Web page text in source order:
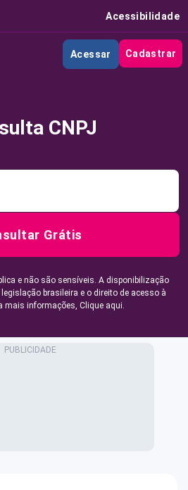
Acessibilidade
Acessar Cadastrar
CNPJ
Grátis
e não são sensíveis. A disponibilização
brasileira e o direito de acesso à
mais informações, Clique aqui.